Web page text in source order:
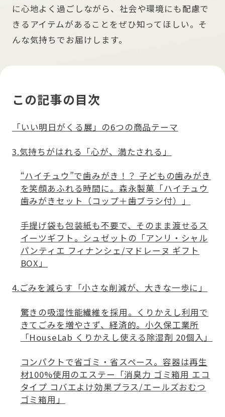
に心地よく過ごしながら、社会や環境にも配慮で
きるアイテムがあることをぜひ知ってほしい。そ
んな気持ちでお届けします。
この記事の目次
「いい明日がくる展」の6つの商品テーマ
3.気持ちがはれる「心が、満たされる」
“ハイチュウ”で歯みがき！？ 子どもの歯みがき
を笑顔あふれる時間に。森永製菓「ハイチュウ
歯みがきセット（コップ＋歯ブラシ付）」
手提げ袋も包装紙も不要で、そのまま渡せるス
イーツギフト。シュゼットの「アンリ・シャル
パンティエ フィナンシェ/マドレーヌ ギフト
BOX」
4.ごみを減らす「小さな削減が、大きな一歩に」
驚きの吸湿性能繊維を採用。くりかえし利用で
きてごみを増やさず、経済的。小久保工業所
「HouseLab くりかえし使える除湿剤 20個入」
コンパクトで省ゴミ・省スペース。容器は再生
材100%使用のエステー「消臭力 ゴミ箱用 エコ
タイプ コバエよけ効果プラス/エールズおむつ
ゴミ箱用」